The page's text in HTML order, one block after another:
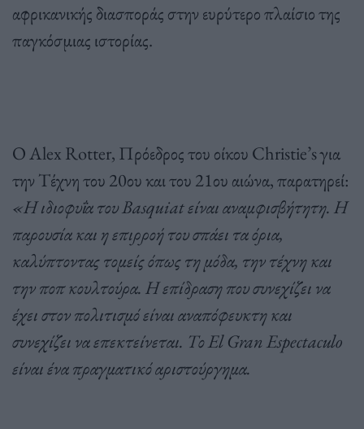
αφρικανικής διασποράς στην ευρύτερο πλαίσιο της
παγκόσμιας ιστορίας.
Ο Alex Rotter, Πρόεδρος του οίκου Christie’s για
την Τέχνη του 20ου και του 21ου αιώνα, παρατηρεί:
«Η ιδιοφυΐα του Basquiat είναι αναμφισβήτητη. Η
παρουσία και η επιρροή του σπάει τα όρια,
καλύπτοντας τομείς όπως τη μόδα, την τέχνη και
την ποπ κουλτούρα. Η επίδραση που συνεχίζει να
έχει στον πολιτισμό είναι αναπόφευκτη και
συνεχίζει να επεκτείνεται. Το El Gran Espectaculo
είναι ένα πραγματικό αριστούργημα.